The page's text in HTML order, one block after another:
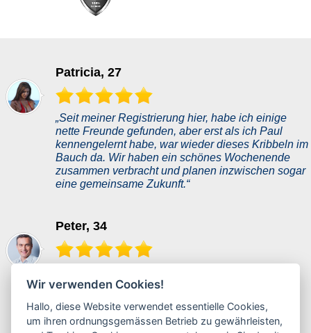
„Seit meiner Registrierung hier, habe ich einige
nette Freunde gefunden, aber erst als ich Paul
kennengelernt habe, war wieder dieses Kribbeln im
Bauch da. Wir haben ein schönes Wochenende
zusammen verbracht und planen inzwischen sogar
eine gemeinsame Zukunft.“
Patricia, 27
mein Leben. Sie passt perfekt zu mir. Ich habe
jeden Tag aufs Neue, dass sie all das ist, was ich
immer wollte.“
Peter, 34
Wir verwenden Cookies!
Hallo, diese Website verwendet essentielle Cookies,
um ihren ordnungsgemässen Betrieb zu gewährleisten,